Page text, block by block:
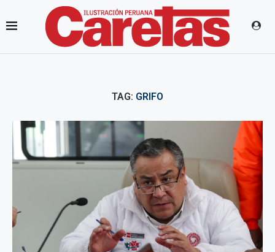
TAG: GRIFO